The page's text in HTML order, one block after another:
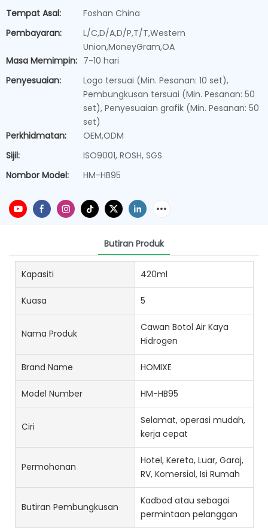
Tempat Asal:
Foshan China
Pembayaran:
L/C,D/A,D/P,T/T,Western
Union,MoneyGram,OA
Masa Memimpin: 7-10 hari
Penyesuaian:
Logo tersuai (Min. Pesanan: 10 set),
Pembungkusan tersuai (Min. Pesanan: 50
set), Penyesuaian grafik (Min. Pesanan: 50
set)
Perkhidmatan:
OEM,ODM
Sijil:
ISO9001, ROSH, SGS
Nombor Model:
HM-HB95
Butiran Produk
Kapasiti 420ml
Kuasa 5
Nama Produk
Cawan Botol Air Kaya
Hidrogen
Brand Name HOMIXE
Model Number HM-HB95
Ciri
Selamat, operasi mudah,
kerja cepat
Permohonan
Hotel, Kereta, Luar, Garaj,
RV, Komersial, Isi Rumah
Butiran Pembungkusan
Kadbod atau sebagai
permintaan pelanggan